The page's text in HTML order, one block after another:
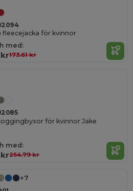
fleecejacka för kvinnor
med:
kr173.61 kr
för kvinnor Jake
med:
kr254.79 kr
+7